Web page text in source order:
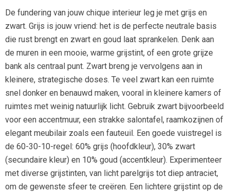
De fundering van jouw chique interieur leg je met grijs en
zwart. Grijs is jouw vriend: het is de perfecte neutrale basis
die rust brengt en zwart en goud laat sprankelen. Denk aan
de muren in een mooie, warme grijstint, of een grote grijze
bank als centraal punt. Zwart breng je vervolgens aan in
kleinere, strategische doses. Te veel zwart kan een ruimte
snel donker en benauwd maken, vooral in kleinere kamers of
ruimtes met weinig natuurlijk licht. Gebruik zwart bijvoorbeeld
voor een accentmuur, een strakke salontafel, raamkozijnen of
elegant meubilair zoals een fauteuil. Een goede vuistregel is
de 60-30-10-regel: 60% grijs (hoofdkleur), 30% zwart
(secundaire kleur) en 10% goud (accentkleur). Experimenteer
met diverse grijstinten, van licht parelgrijs tot diep antraciet,
om de gewenste sfeer te creëren. Een lichtere grijstint op de